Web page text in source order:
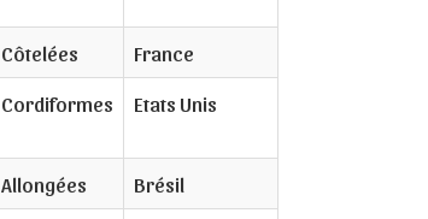
Côtelées
France
Cordiformes Etats Unis
Allongées
Brésil